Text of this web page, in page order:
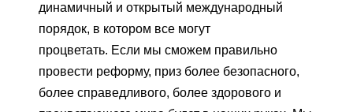
динамичный и открытый международный
порядок, в котором все могут
процветать. Если мы сможем правильно
провести реформу, приз более безопасного,
более справедливого, более здорового и